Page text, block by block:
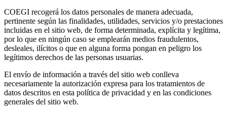
COEGI recogerá los datos personales de manera adecuada,
pertinente según las finalidades, utilidades, servicios y/o prestaciones
incluidas en el sitio web, de forma determinada, explícita y legítima,
por lo que en ningún caso se emplearán medios fraudulentos,
desleales, ilícitos o que en alguna forma pongan en peligro los
legítimos derechos de las personas usuarias.
El envío de información a través del sitio web conlleva
necesariamente la autorización expresa para los tratamientos de
datos descritos en esta política de privacidad y en las condiciones
generales del sitio web.